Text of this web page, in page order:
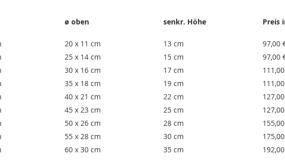
ø oben senkr. Höhe Preis
20 x 11 cm 13 cm
97,00
25 x 14 cm 15 cm
97,00
30 x 16 cm 17 cm
35 x 18 cm 19 cm
40 x 21 cm 22 cm
45 x 23 cm 25 cm
50 x 26 cm 28 cm
55 x 28 cm 30 cm
60 x 30 cm 35 cm